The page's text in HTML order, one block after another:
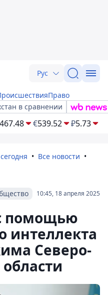
Рус
Право
в сравнении
467.48 €539.52 ₽5.73
Все новости
10:45, 18 апреля 2025
помощью
интеллекта
Северо-